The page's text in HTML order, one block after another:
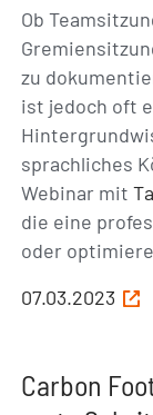
Ob
zu
ist jedoch oft
sprachliches
Webinar mit
die eine
oder
07.03.2023
Carbon